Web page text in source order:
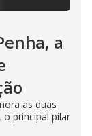
a
as duas
o principal pilar